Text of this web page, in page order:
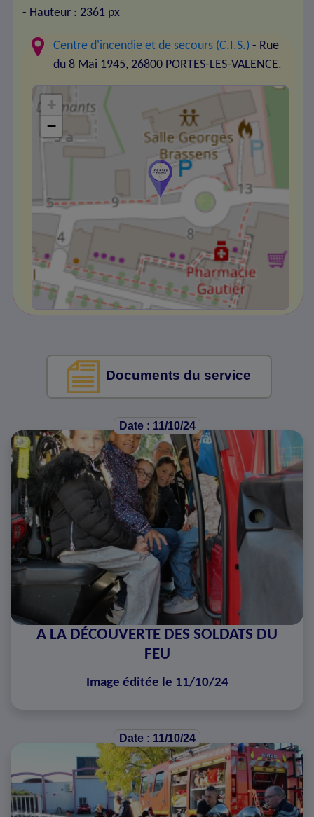
- Hauteur : 2361 px
Centre d'incendie et de secours (C.I.S.) - Rue
du 8 Mai 1945, 26800 PORTES-LES-VALENCE.
+
−
Documents du service
Date : 11/10/24
A LA DÉCOUVERTE DES SOLDATS DU
FEU
Image éditée le 11/10/24
Date : 11/10/24